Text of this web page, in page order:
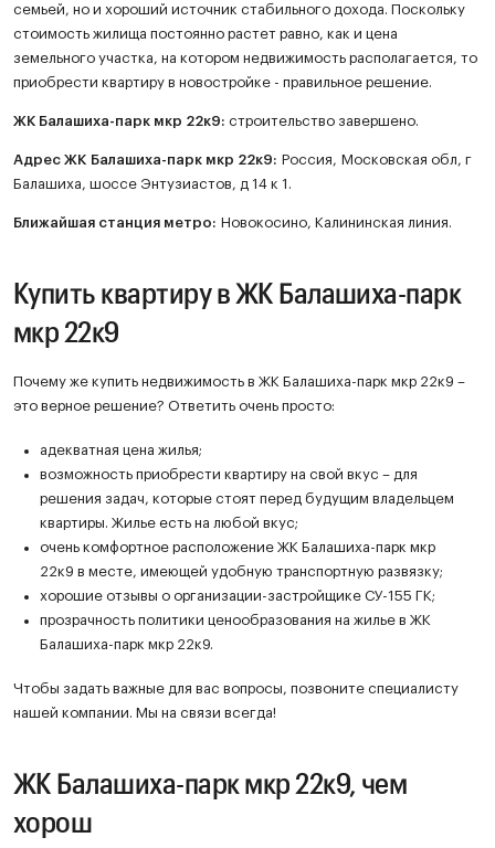
семьей, но и хороший источник стабильного дохода. Поскольку
стоимость жилища постоянно растет равно, как и цена
земельного участка, на котором недвижимость располагается, то
приобрести квартиру в новостройке - правильное решение.
ЖК Балашиха-парк мкр 22к9: строительство завершено.
Адрес ЖК Балашиха-парк мкр 22к9: Россия, Московская обл, г
Балашиха, шоссе Энтузиастов, д 14 к 1.
Ближайшая станция метро: Новокосино, Калининская линия.
Купить квартиру в ЖК Балашиха-парк
мкр 22к9
Почему же купить недвижимость в ЖК Балашиха-парк мкр 22к9 –
это верное решение? Ответить очень просто:
адекватная цена жилья;
возможность приобрести квартиру на свой вкус – для
решения задач, которые стоят перед будущим владельцем
квартиры. Жилье есть на любой вкус;
очень комфортное расположение ЖК Балашиха-парк мкр
22к9 в месте, имеющей удобную транспортную развязку;
хорошие отзывы о организации-застройщике СУ-155 ГК;
прозрачность политики ценообразования на жилье в ЖК
Балашиха-парк мкр 22к9.
Чтобы задать важные для вас вопросы, позвоните специалисту
нашей компании. Мы на связи всегда!
ЖК Балашиха-парк мкр 22к9, чем
хорош